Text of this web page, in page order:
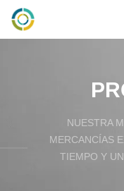
NUESTRA
MERCANCÍAS
TIEMPO Y